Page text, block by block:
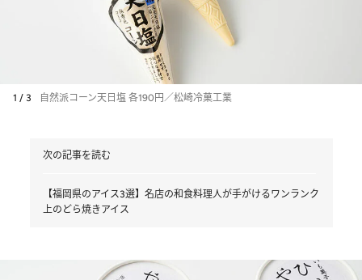
1 / 3 自然派コーン天日塩 各190円／松崎冷菓工業
次の記事を読む
【福岡県のアイス3選】名店の和食料理人が手がけるワンランク
上のどら焼きアイス